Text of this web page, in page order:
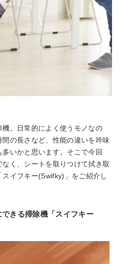
。日常的によく使うモノなの
の長さなど、性能の違いを吟味
いかと思います。そこで今回
く、シートを取りつけて拭き取
イフキー(Swifky)」をご紹介し
きる掃除機「スイフキー